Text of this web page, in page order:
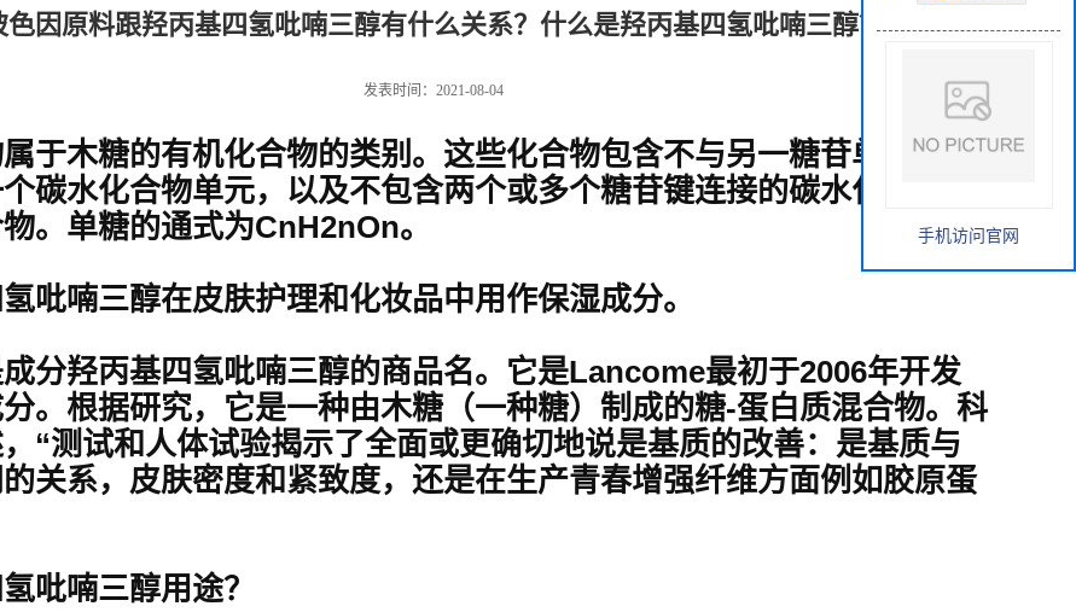
色因原料跟羟丙基四氢吡喃三醇有什么关系？什么是羟丙基四氢吡喃三醇？
发表时间：2021-08-04
于木糖的有机化合物的类别。这些化合物包含不与另一糖苷单元糖基
碳水化合物单元，以及不包含两个或多个糖苷键连接的碳水化合物单
。单糖的通式为CnH2nOn。
吡喃三醇在皮肤护理和化妆品中用作保湿成分。
分羟丙基四氢吡喃三醇的商品名。它是Lancome最初于2006年开发
。根据研究，它是一种由木糖（一种糖）制成的糖-蛋白质混合物。科
“测试和人体试验揭示了全面或更确切地说是基质的改善：是基质与
关系，皮肤密度和紧致度，还是在生产青春增强纤维方面例如胶原蛋
吡喃三醇用途？
手机访问官网